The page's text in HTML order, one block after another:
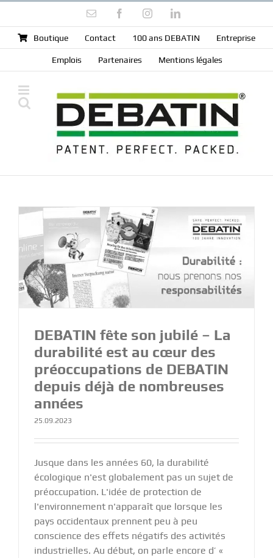
content
Email FacebookInstagramLinkedIn
Boutique Contact 100 ans DEBATIN Entreprise
Emplois Partenaires Mentions légales
DEBATIN fête son jubilé – La
durabilité est au cœur des
préoccupations de DEBATIN
depuis déjà de nombreuses
années
25.09.2023
Jusque dans les années 60, la durabilité
écologique n'est globalement pas un sujet de
préoccupation. L'idée de protection de
l'environnement n'apparaît que lorsque les
pays occidentaux prennent peu à peu
conscience des effets négatifs des activités
industrielles. Au début, on parle encore d’ «